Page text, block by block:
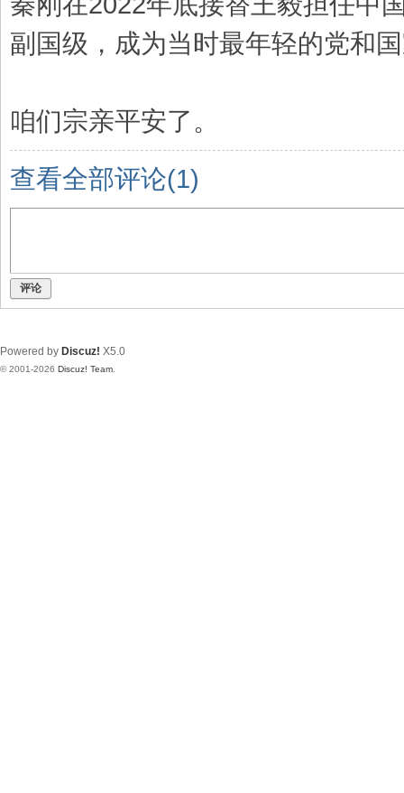
副国级，成为当时最年轻的党和
咱们宗亲平安了。
查看全部评论(1)
评论
Powered by Discuz! X5.0
© 2001-2026 Discuz! Team